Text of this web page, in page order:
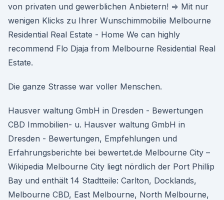
von privaten und gewerblichen Anbietern! ⇒ Mit nur
wenigen Klicks zu Ihrer Wunschimmobilie Melbourne
Residential Real Estate - Home We can highly
recommend Flo Djaja from Melbourne Residential Real
Estate.
Die ganze Strasse war voller Menschen.
Hausver waltung GmbH in Dresden - Bewertungen
CBD Immobilien- u. Hausver waltung GmbH in
Dresden - Bewertungen, Empfehlungen und
Erfahrungsberichte bei bewertet.de Melbourne City –
Wikipedia Melbourne City liegt nördlich der Port Phillip
Bay und enthält 14 Stadtteile: Carlton, Docklands,
Melbourne CBD, East Melbourne, North Melbourne,